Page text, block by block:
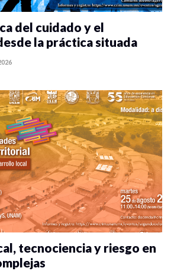
del cuidado y el
la práctica situada
tecnociencia y riesgo en